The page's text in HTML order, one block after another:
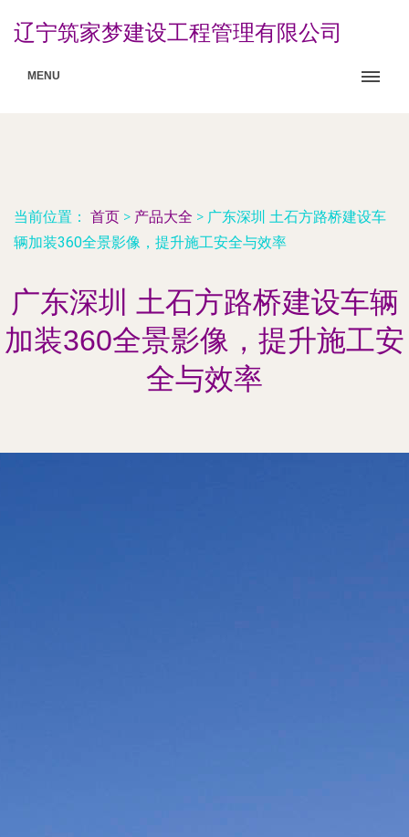
辽宁筑家梦建设工程管理有限公司
MENU
当前位置： 首页 > 产品大全 > 广东深圳 土石方路桥建设车
辆加装360全景影像，提升施工安全与效率
广东深圳 土石方路桥建设车辆
加装360全景影像，提升施工安
全与效率